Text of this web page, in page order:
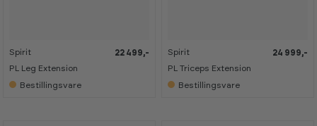
Spirit
PL Leg Extension
22 499,-
Bestillingsvare
Spirit
PL Triceps Extension
24 999,-
Bestillingsvare